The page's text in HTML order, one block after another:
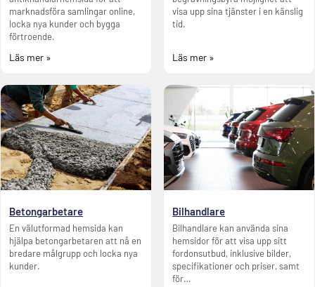
marknadsföra samlingar online,
locka nya kunder och bygga
förtroende.
Läs mer »
visa upp sina tjänster i en känslig
tid.
Läs mer »
Betongarbetare
En välutformad hemsida kan
hjälpa betongarbetaren att nå en
bredare målgrupp och locka nya
kunder.
Bilhandlare
Bilhandlare kan använda sina
hemsidor för att visa upp sitt
fordonsutbud, inklusive bilder,
specifikationer och priser, samt
för…